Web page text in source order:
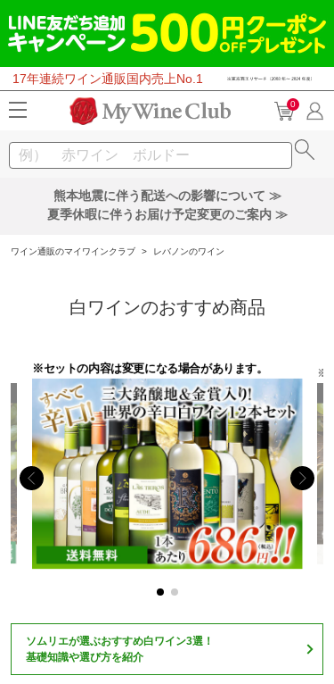
17年連続ワイン通販国内売上No.1
0
熊本地震に伴う配送への影響について ≫
夏季休暇に伴うお届け予定変更のご案内 ≫
ワイン通販のマイワインクラブ > レバノンのワイン
白ワインのおすすめ商品
※セットの内容は変更になる場合があります。 ※
ソムリエが選ぶおすすめ白ワイン3選！
基礎知識や選び方を紹介